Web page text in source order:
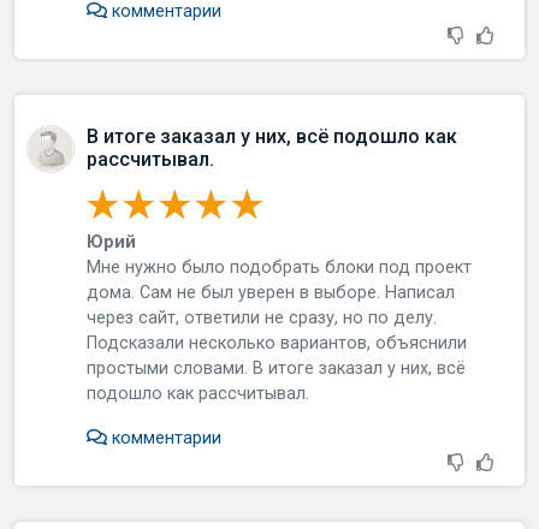
комментарии
В итоге заказал у них, всё подошло как
рассчитывал.
Юрий
Мне нужно было подобрать блоки под проект
дома. Сам не был уверен в выборе. Написал
через сайт, ответили не сразу, но по делу.
Подсказали несколько вариантов, объяснили
простыми словами. В итоге заказал у них, всё
подошло как рассчитывал.
комментарии